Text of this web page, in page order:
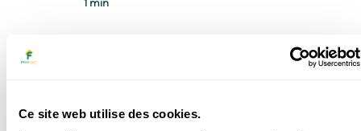
Ce site web utilise des cookies.
1 min